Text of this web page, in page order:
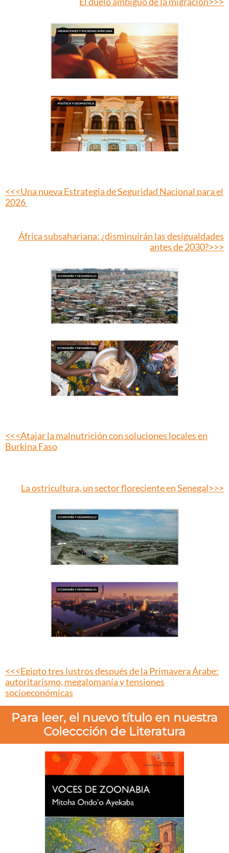
<<<Una nueva Estrategia de Seguridad Nacional para el
2026
África subsahariana: ¿disminuirán las desigualdades
antes de 2030?>>>
<<<Atajar la malnutrición con soluciones locales en
Burkina Faso
La ostricultura, un sector floreciente en Senegal>>>
<<<Egipto tres lustros después de la Primavera Árabe:
autoritarismo, megalomanía y tensiones
socioeconómicas
Para leer, el nuevo título en nuestra
Coleccción de Literatura